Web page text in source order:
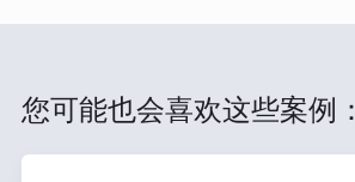
您可能也会喜欢这些案例：